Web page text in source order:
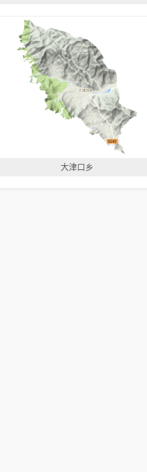
大津口乡